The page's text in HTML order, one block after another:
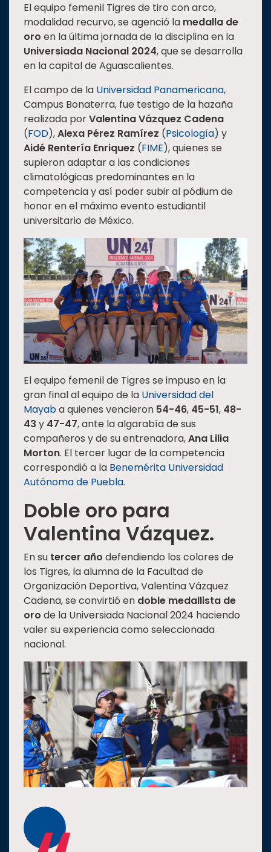
Oferta
educativa
Estudiantes
Investigación
Internacionalización
Responsabilidad
social
Vinculación
Historia
Universiada
Nacional
El equipo femenil Tigres de tiro con arco,
modalidad recurvo, se agenció la medalla de
oro en la última jornada de la disciplina en la
Universiada Nacional 2024, que se desarrolla
en la capital de Aguascalientes.
El campo de la Universidad Panamericana,
Campus Bonaterra, fue testigo de la hazaña
realizada porValentina Vázquez Cadena
(FOD),Alexa Pérez Ramírez (Psicología) y
Aidé Rentería Enriquez (FIME), quienes se
supieron adaptar a las condiciones
climatológicas predominantes en la
competencia y así poder subir al pódium de
honor en el máximo evento estudiantil
universitario de México.
El equipo femenil de Tigres se impuso en la
gran final al equipo de la Universidad del
Mayaba quienes vencieron 54-46, 45-51, 48-
43 y 47-47, ante la algarabía de sus
compañeros y de su entrenadora,Ana Lilia
Morton. El tercer lugar de la competencia
correspondió a la Benemérita Universidad
Autónoma de Puebla.
Doble oro para
Valentina Vázquez.
En su tercer año defendiendo los colores de
los Tigres, la alumna de la Facultad de
Organización Deportiva, Valentina Vázquez
Cadena, se convirtió en doble medallista de
oro de la Universiada Nacional 2024 haciendo
valer su experiencia como seleccionada
nacional.